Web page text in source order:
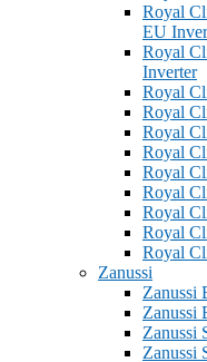
Royal
EU
Royal
Inverter
Royal
Royal
Royal
Royal
Royal
Royal
Royal
Royal
Royal
Zanussi
Zanussi
Zanussi
Zanussi
Zanussi